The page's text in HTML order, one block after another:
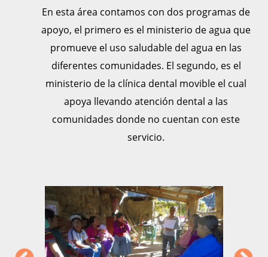
En esta área contamos con dos programas de
apoyo, el primero es el ministerio de agua que
promueve el uso saludable del agua en las
diferentes comunidades. El segundo, es el
ministerio de la clínica dental movible el cual
apoya llevando atención dental a las
comunidades donde no cuentan con este
servicio.